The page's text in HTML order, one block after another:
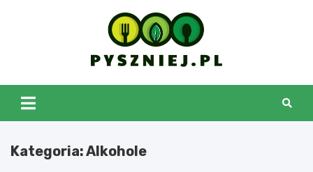
pyszniej.pl
Kategoria:Alkohole